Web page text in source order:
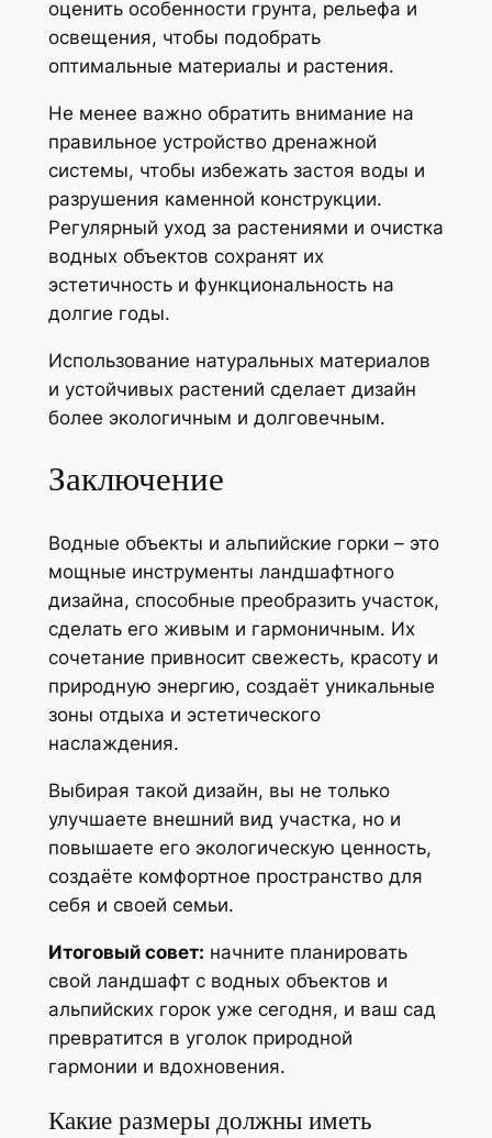
оценить особенности грунта, рельефа и
освещения, чтобы подобрать
оптимальные материалы и растения.
Не менее важно обратить внимание на
правильное устройство дренажной
системы, чтобы избежать застоя воды и
разрушения каменной конструкции.
Регулярный уход за растениями и очистка
водных объектов сохранят их
эстетичность и функциональность на
долгие годы.
Использование натуральных материалов
и устойчивых растений сделает дизайн
более экологичным и долговечным.
Заключение
Водные объекты и альпийские горки – это
мощные инструменты ландшафтного
дизайна, способные преобразить участок,
сделать его живым и гармоничным. Их
сочетание привносит свежесть, красоту и
природную энергию, создаёт уникальные
зоны отдыха и эстетического
наслаждения.
Выбирая такой дизайн, вы не только
улучшаете внешний вид участка, но и
повышаете его экологическую ценность,
создаёте комфортное пространство для
себя и своей семьи.
Итоговый совет: начните планировать
свой ландшафт с водных объектов и
альпийских горок уже сегодня, и ваш сад
превратится в уголок природной
гармонии и вдохновения.
Какие размеры должны иметь